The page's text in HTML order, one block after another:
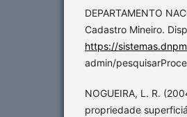
DEPARTAMENTO
Cadastro Mineiro.
https://
admin/
NOGUEIRA, L. R.
propriedade